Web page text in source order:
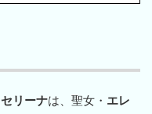
セリーナは、聖女・ エレ